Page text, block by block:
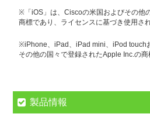
※「iOS」は、Ciscoの米国およびその他
商標であり、ライセンスに基づき使用さ
※iPhone、iPad、iPad mini、iPod touch
その他の国々で登録されたApple Inc.の商
製品情報